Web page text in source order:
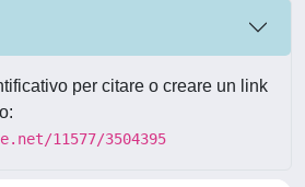
per citare o creare un link
11577/3504395